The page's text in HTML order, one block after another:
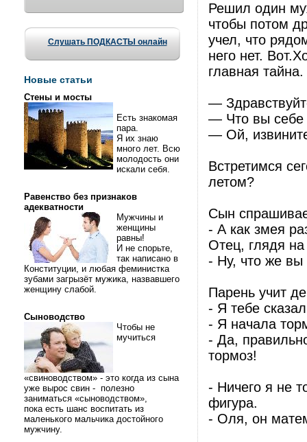
Слушать ПОДКАСТЫ онлайн
Новые статьи
Стены и мосты
Есть знакомая
пара.
Я их знаю
много лет. Всю
молодость они
искали себя.
Равенство без признаков
адекватности
Мужчины и
женщины
равны!
И не спорьте,
так написано в
Конституции, и любая феминистка
зубами загрызёт мужика, назвавшего
женщину слабой.
Сыноводство
Чтобы не
мучиться
«свиноводством» - это когда из сына
уже вырос свин - полезно
заниматься «сыноводством»,
пока есть шанс воспитать из
маленького мальчика достойного
мужчину.
Решил один
чтобы потом
учел, что
него нет.
главная тайна.
—
— Что вы себе
— Ой,
Встретимся
летом?
Сын
- А как змея
Отец, глядя
- Ну, что же вы
Парень учит
- Я тебе
- Я начала
- Да,
тормоз!
- Ничего я не
фигура.
- Оля, он